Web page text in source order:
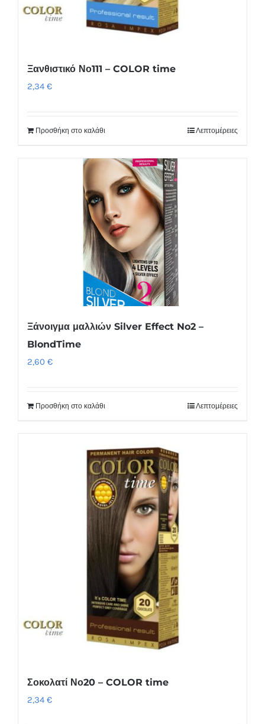
Ξανθιστικό Νο111 – COLOR time
2,34 €
Προσθήκη στο καλάθι Λεπτομέρειες
Ξάνοιγμα μαλλιών Silver Effect No2 –
BlondTime
2,60 €
Προσθήκη στο καλάθι Λεπτομέρειες
Σοκολατί Νο20 – COLOR time
2,34 €